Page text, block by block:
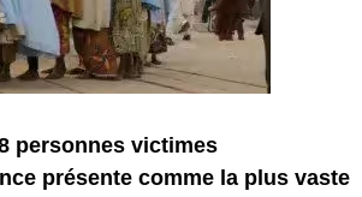
personnes victimes
présente comme la plus vaste